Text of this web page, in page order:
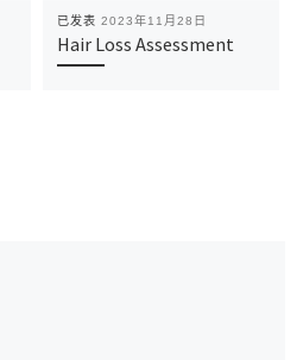
已发表 2023年11月28日
Hair Loss Assessment